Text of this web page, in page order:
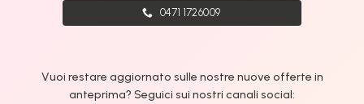
0471 1726009
Vuoi restare aggiornato sulle nostre nuove offerte in
anteprima? Seguici sui nostri canali social: